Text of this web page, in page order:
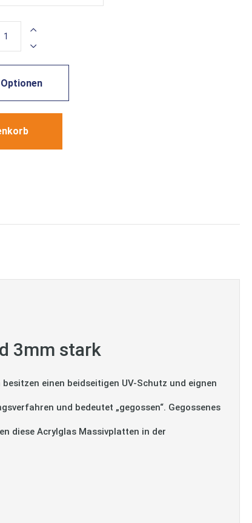
3mm stark
einen beidseitigen UV-Schutz und eignen
und bedeutet „gegossen“. Gegossenes
diese Acrylglas Massivplatten in der